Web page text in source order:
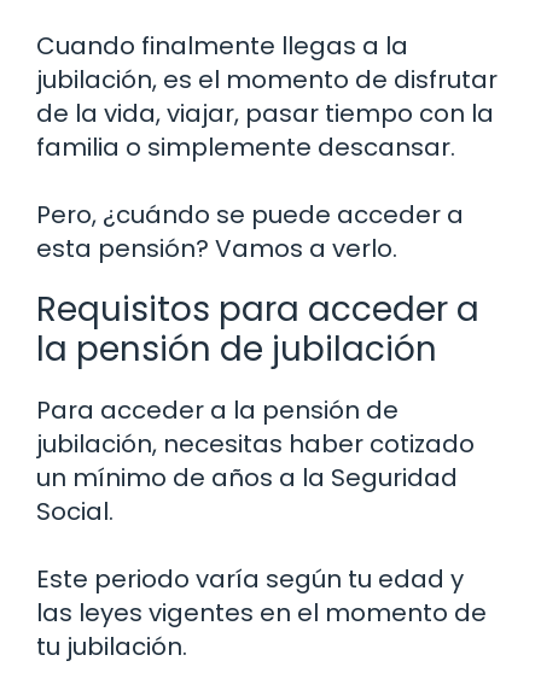
Cuando finalmente llegas a la
jubilación, es el momento de disfrutar
de la vida, viajar, pasar tiempo con la
familia o simplemente descansar.
Pero, ¿cuándo se puede acceder a
esta pensión? Vamos a verlo.
Requisitos para acceder a
la pensión de jubilación
Para acceder a la pensión de
jubilación, necesitas haber cotizado
un mínimo de años a la Seguridad
Social.
Este periodo varía según tu edad y
las leyes vigentes en el momento de
tu jubilación.